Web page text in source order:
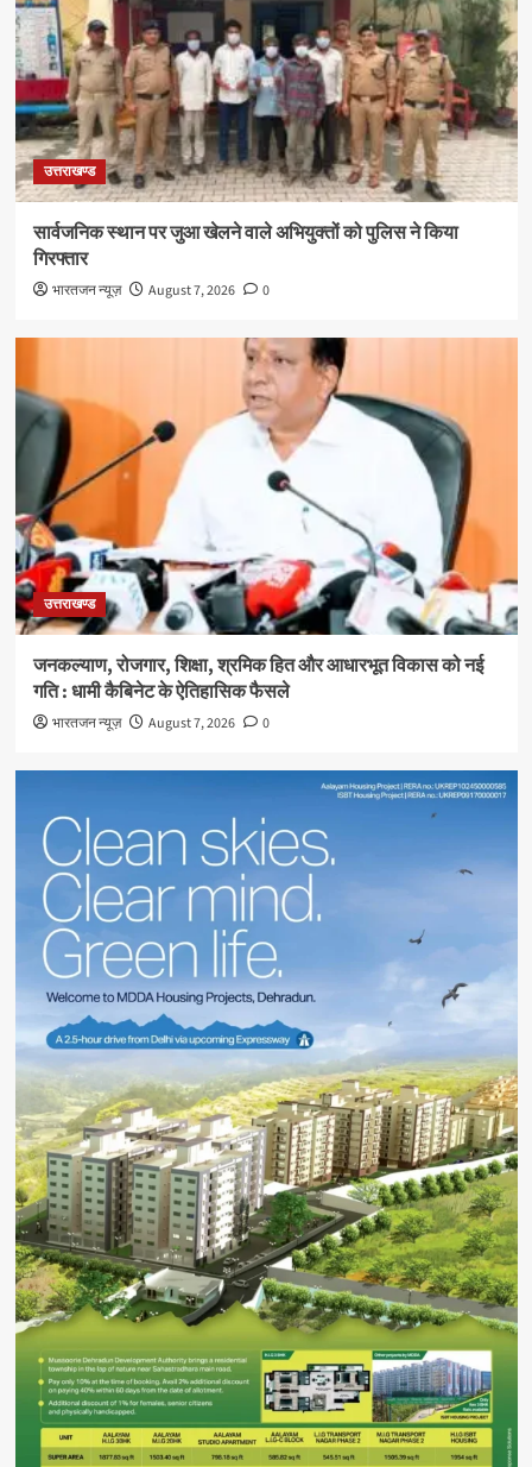
उत्तराखण्ड
सार्वजनिक स्थान पर जुआ खेलने वाले अभियुक्तों को पुलिस ने किया
गिरफ्तार
भारतजन न्यूज़ August 7, 2026 0
उत्तराखण्ड
जनकल्याण, रोजगार, शिक्षा, श्रमिक हित और आधारभूत विकास को नई
गति : धामी कैबिनेट के ऐतिहासिक फैसले
भारतजन न्यूज़ August 7, 2026 0